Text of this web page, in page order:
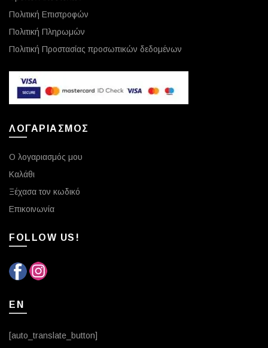
Πολιτική Επιστροφών
Πολιτική Πληρωμών
Πολιτική Προστασίας προσωπικών δεδομένων
ΛΟΓΑΡΙΑΣΜΟΣ
Ο λογαριασμός μου
Καλάθι
Ξέχασα τον κωδικό
Επικοινωνία
FOLLOW US!
EN
[auto_translate_button]